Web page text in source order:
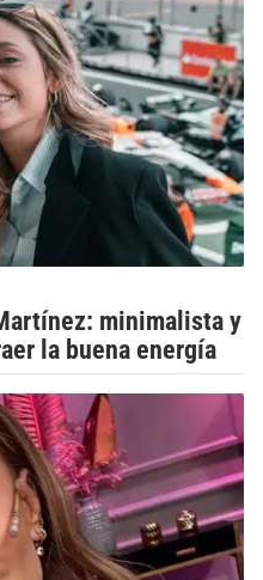
minimalista y
la buena energía